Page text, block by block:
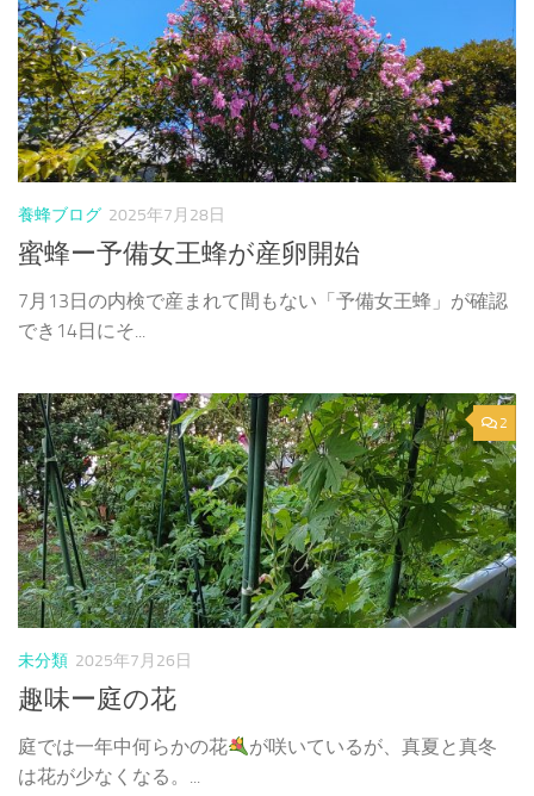
養蜂ブログ 2025年7月28日
蜜蜂ー予備女王蜂が産卵開始
7月13日の内検で産まれて間もない「予備女王蜂」が確認
でき14日にそ...
2
未分類 2025年7月26日
趣味ー庭の花
庭では一年中何らかの花
が咲いているが、真夏と真冬
は花が少なくなる。...